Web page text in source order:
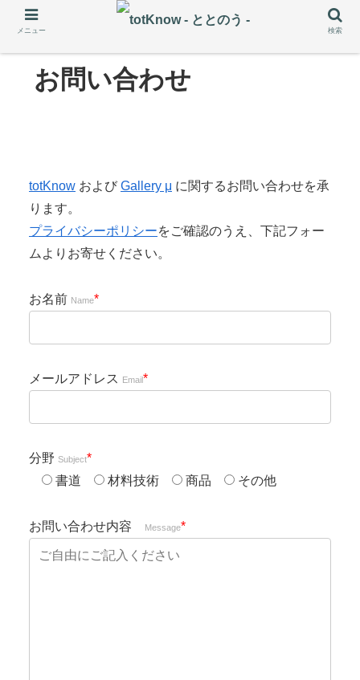
お問い合わせ
totKnow および Gallery μ に関するお問い合わせを承
ります。
プライバシーポリシーをご確認のうえ、下記フォー
ムよりお寄せください。
お名前 Name*
メールアドレス Email*
分野 Subject*
書道
材料技術 商品 その他
お問い合わせ内容 Message*
メニュー 検索